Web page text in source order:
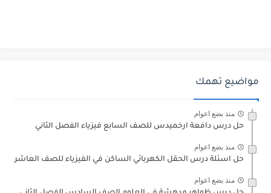
مواضيع تهمك
منذ بضع اعوام
حل درس دافعة ارخميدس للصف السابع فيزياء الفصل الثاني
منذ بضع اعوام
حل اسئلة درس الحقل الكهربائي الساكن في الفيزياء للصف العاشر
منذ بضع اعوام